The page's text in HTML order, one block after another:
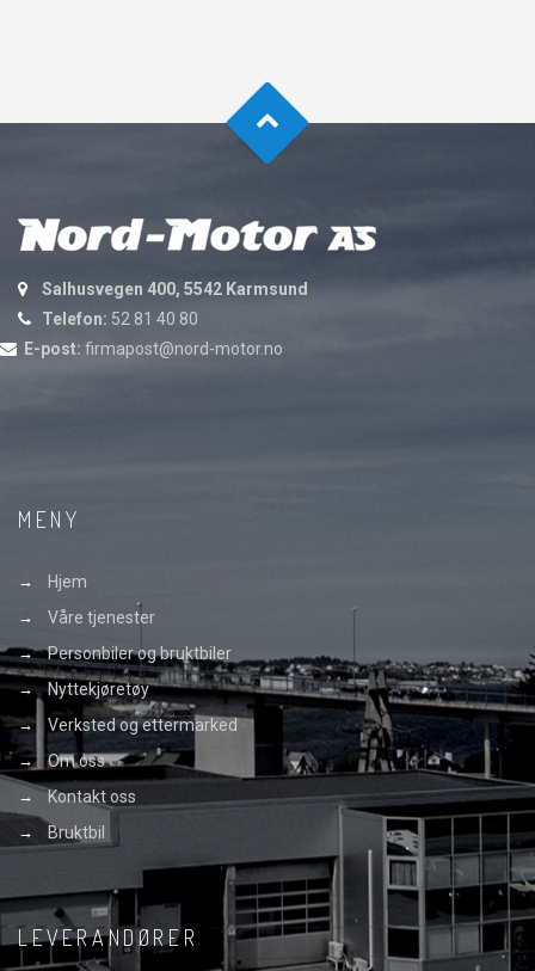
Salhusvegen 400, 5542 Karmsund
Telefon: 52 81 40 80
E-post: firmapost@nord-motor.no
MENY
Hjem
Våre tjenester
Personbiler og bruktbiler
Nyttekjøretøy
Verksted og ettermarked
Om oss
Kontakt oss
Bruktbil
LEVERANDØRER